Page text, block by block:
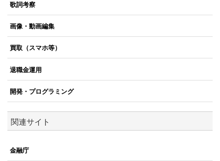
歌詞考察
画像・動画編集
買取（スマホ等）
退職金運用
開発・プログラミング
関連サイト
金融庁